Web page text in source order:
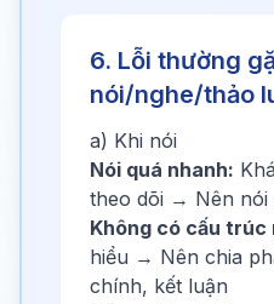
6. Lỗi thường
nói/nghe/thảo
a) Khi nói
Nói quá nhanh:
theo dõi → Nên nói
Không có cấu trúc
hiểu → Nên chia
chính, kết luận